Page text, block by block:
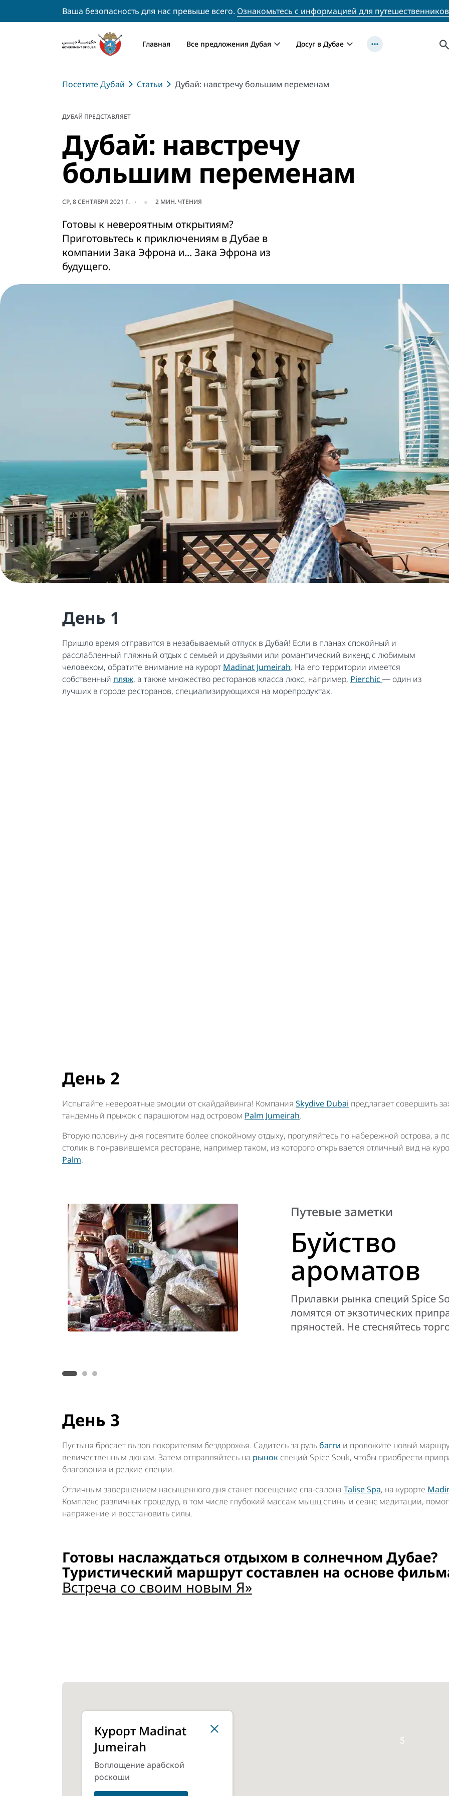
Ваша безопасность для нас превыше всего. Ознакомьтесь с информацией для путешественников
Главная Все предложения Дубая Досуг в Дубае
Посетите Дубай Статьи Дубай: навстречу большим переменам
ДУБАЙ ПРЕДСТАВЛЯЕТ
Дубай: навстречу
большим переменам
СР, 8 СЕНТЯБРЯ 2021 Г. 2 МИН. ЧТЕНИЯ
Готовы к невероятным открытиям?
Приготовьтесь к приключениям в Дубае в
компании Зака Эфрона и... Зака Эфрона из
будущего.
День 1
Пришло время отправится в незабываемый отпуск в Дубай! Если в планах спокойный и
расслабленный пляжный отдых с семьей и друзьями или романтический викенд с любимым
человеком, обратите внимание на курорт Madinat Jumeirah. На его территории имеется
собственный пляж, а также множество ресторанов класса люкс, например, Pierchic ― один из
лучших в городе ресторанов, специализирующихся на морепродуктах.
День 2
Испытайте невероятные эмоции от скайдайвинга! Компания Skydive Dubai предлагает совершить
тандемный прыжок с парашютом над островом Palm Jumeirah.
Вторую половину дня посвятите более спокойному отдыху, прогуляйтесь по набережной острова, а
столик в понравившемся ресторане, например таком, из которого открывается отличный вид на
Palm.
Путевые заметки
Буйство
ароматов
Прилавки рынка специй Spice
ломятся от экзотических
пряностей. Не стесняйтесь
День 3
Пустыня бросает вызов покорителям бездорожья. Садитесь за рульбагги и проложите новый
величественным дюнам. Затем отправляйтесь на рынокспеций Spice Souk, чтобы приобрести
благовония и редкие специи.
Отличным завершением насыщенного дня станет посещение спа-салона Talise Spa, на курорте
Комплекс различных процедур, в том числе глубокий массаж мышц спины и сеанс медитации,
напряжение и восстановить силы.
Готовы наслаждаться отдыхом в солнечном Дубае?
Туристический маршрут составлен на основе
Встреча со своим новым Я»
5
Курорт Madinat
Jumeirah
Воплощение арабской
роскоши